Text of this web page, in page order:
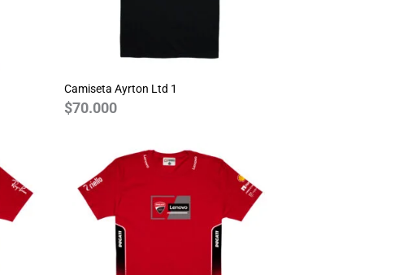
Camiseta Ayrton Ltd 1
$70.000